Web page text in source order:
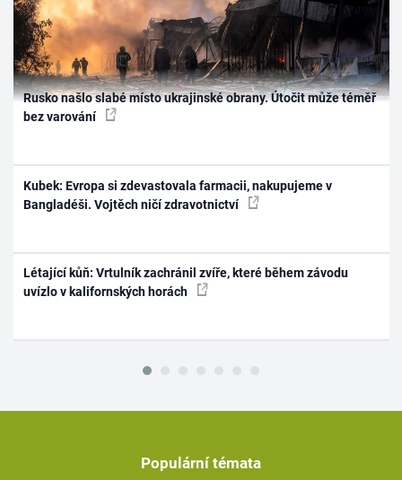
Rusko našlo slabé místo ukrajinské obrany. Útočit může téměř
bez varování
Kubek: Evropa si zdevastovala farmacii, nakupujeme v
Bangladéši. Vojtěch ničí zdravotnictví
Létající kůň: Vrtulník zachránil zvíře, které během závodu
uvízlo v kalifornských horách
Populární témata